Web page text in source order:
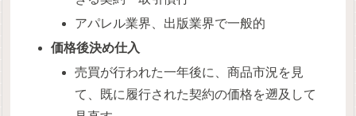
アパレル業界、出版業界で一般的
価格後決め仕入
売買が行われた一年後に、商品市況を見
て、既に履行された契約の価格を遡及して